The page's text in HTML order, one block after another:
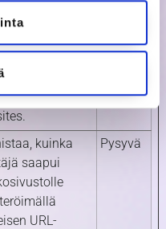
websites.
to measure the
of
on
kuinka
saapui
URL-
Pysyvä